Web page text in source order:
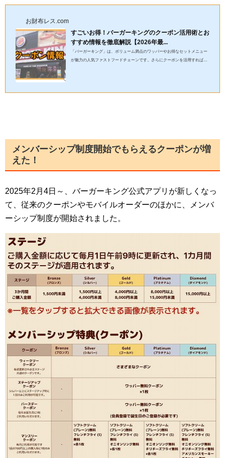
お財布レス.com
すごいお得！バーガーキングのクーポン活用術とお
すすめ情報を徹底解説【2026年最...
「バーガーキング」は、ボリューム満点のワッパーやお得なセットメニュー
が魅力の人気ファストフードチェーンです。さらにクーポンを活用すれば、
メンバーシップ制度開始でもらえるクーポンが増
えた！
2025年2月4日～、バーガーキング公式アプリが新しくなっ
て、従来のクーポンやモバイルオーダーのほかに、メンバ
ーシップ制度が開始されました。